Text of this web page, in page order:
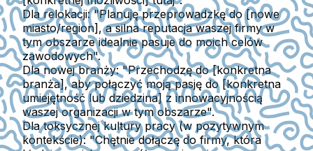
Dla relokacji: "Planuję przeprowadzkę do [nowe
miasto/region], a silna reputacja waszej firmy w
tym obszarze idealnie pasuje do moich celów
zawodowych".
Dla nowej branży: "Przechodzę do [konkretna
branża], aby połączyć moją pasję do [konkretna
umiejętność lub dziedzina] z innowacyjnością
waszej organizacji w tym obszarze".
Dla toksycznej kultury pracy (w pozytywnym
kontekście): "Chętnie dołączę do firmy, która